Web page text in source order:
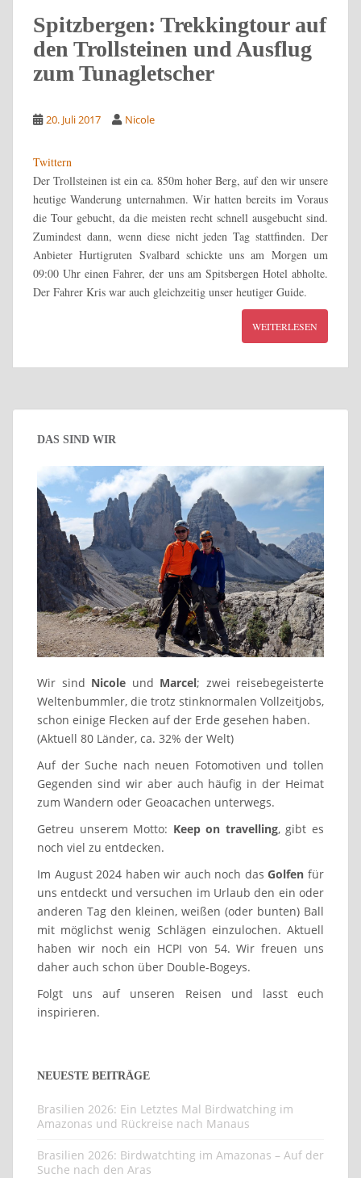
Spitzbergen: Trekkingtour auf
den Trollsteinen und Ausflug
zum Tunagletscher
20. Juli 2017 Nicole
Twittern
Der Trollsteinen ist ein ca. 850m hoher Berg, auf den wir unsere
heutige Wanderung unternahmen. Wir hatten bereits im Voraus
die Tour gebucht, da die meisten recht schnell ausgebucht sind.
Zumindest dann, wenn diese nicht jeden Tag stattfinden. Der
Anbieter Hurtigruten Svalbard schickte uns am Morgen um
09:00 Uhr einen Fahrer, der uns am Spitsbergen Hotel abholte.
Der Fahrer Kris war auch gleichzeitig unser heutiger Guide.
WEITERLESEN
DAS SIND WIR
Wir sind Nicole und Marcel; zwei reisebegeisterte
Weltenbummler, die trotz stinknormalen Vollzeitjobs,
schon einige Flecken auf der Erde gesehen haben.
(Aktuell 80 Länder, ca. 32% der Welt)
Auf der Suche nach neuen Fotomotiven und tollen
Gegenden sind wir aber auch häufig in der Heimat
zum Wandern oder Geoacachen unterwegs.
Getreu unserem Motto: Keep on travelling, gibt es
noch viel zu entdecken.
Im August 2024 haben wir auch noch dasGolfen für
uns entdeckt und versuchen im Urlaub den ein oder
anderen Tag den kleinen, weißen (oder bunten) Ball
mit möglichst wenig Schlägen einzulochen. Aktuell
haben wir noch ein HCPI von 54. Wir freuen uns
daher auch schon über Double-Bogeys.
Folgt uns auf unseren Reisen und lasst euch
inspirieren.
NEUESTE BEITRÄGE
Brasilien 2026: Ein Letztes Mal Birdwatching im
Amazonas und Rückreise nach Manaus
Brasilien 2026: Birdwatchting im Amazonas – Auf der
Suche nach den Aras